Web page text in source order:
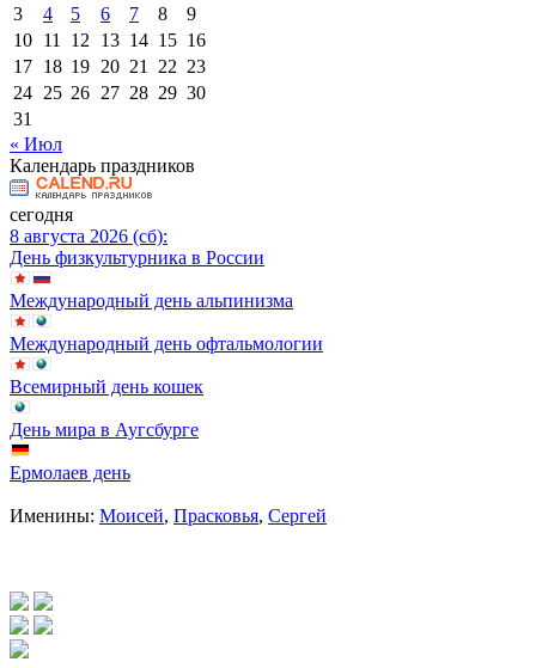
3
4 5 6 7 8
9
10 11 12 13 14 15 16
17 18 19 20 21 22 23
24 25 26 27 28 29 30
31
« Июл
Календарь праздников
сегодня
8 августа 2026 (сб):
День физкультурника в России
Международный день альпинизма
Международный день офтальмологии
Всемирный день кошек
День мира в Аугсбурге
Ермолаев день
Именины: Моисей, Прасковья, Сергей